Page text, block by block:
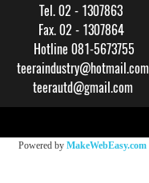
Tel. 02 - 1307863
Fax. 02 - 1307864
Hotline 081-5673755
teeraindustry@hotmail.com
teerautd@gmail.com
Powered by MakeWebEasy.com